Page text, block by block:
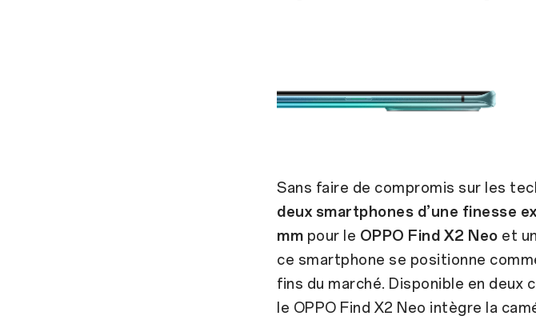
Sans faire de compromis sur les
deux smartphones d’une finesse
mm pour le OPPO Find X2 Neo et
ce smartphone se positionne
fins du marché. Disponible en deux
le OPPO Find X2 Neo intègre la